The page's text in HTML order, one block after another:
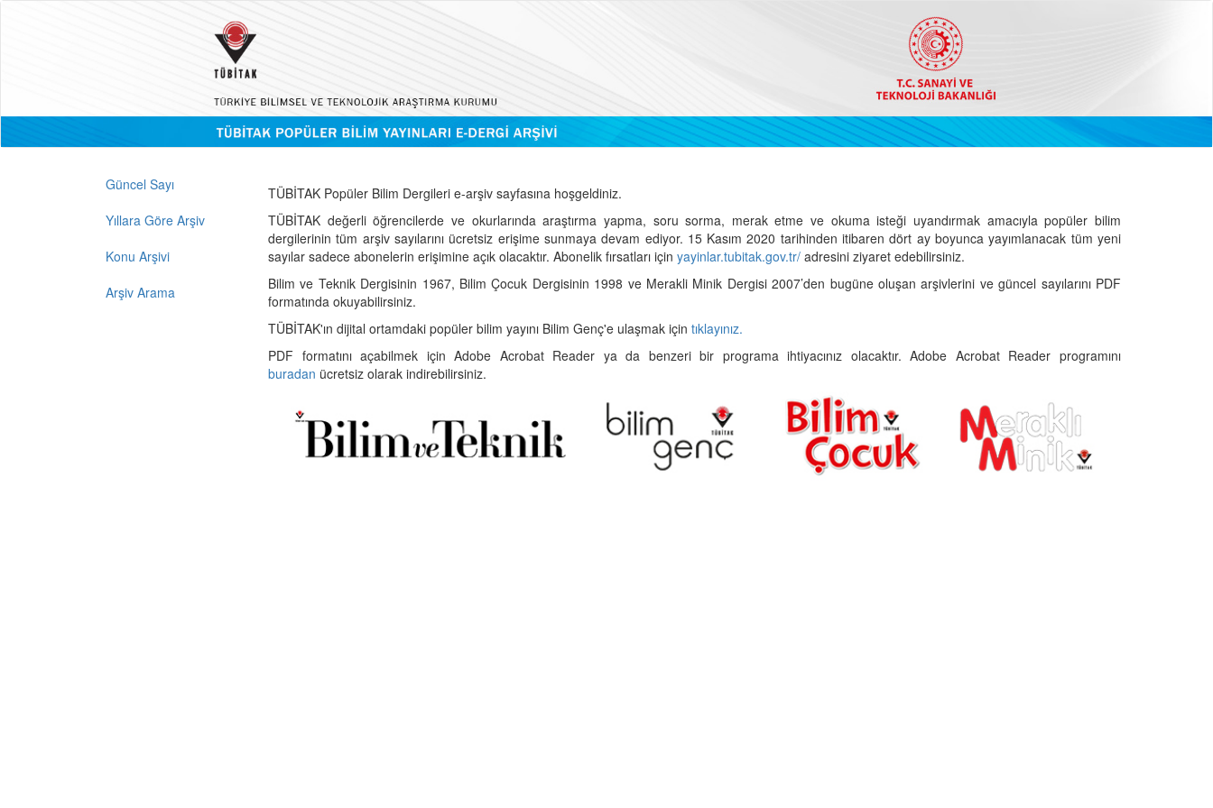
Güncel Sayı
Yıllara Göre Arşiv
Konu Arşivi
Arşiv Arama
TÜBİTAK Popüler Bilim Dergileri e-arşiv sayfasına hoşgeldiniz.
TÜBİTAK değerli öğrencilerde ve okurlarında araştırma yapma, soru sorma, merak etme ve okuma isteği uyandırmak amacıyla popüler bilim
dergilerinin tüm arşiv sayılarını ücretsiz erişime sunmaya devam ediyor. 15 Kasım 2020 tarihinden itibaren dört ay boyunca yayımlanacak tüm yeni
sayılar sadece abonelerin erişimine açık olacaktır. Abonelik fırsatları için yayinlar.tubitak.gov.tr/ adresini ziyaret edebilirsiniz.
Bilim ve Teknik Dergisinin 1967, Bilim Çocuk Dergisinin 1998 ve Merakli Minik Dergisi 2007’den bugüne oluşan arşivlerini ve güncel sayılarını PDF
formatında okuyabilirsiniz.
TÜBİTAK'ın dijital ortamdaki popüler bilim yayını Bilim Genç'e ulaşmak için tıklayınız.
PDF formatını açabilmek için Adobe Acrobat Reader ya da benzeri bir programa ihtiyacınız olacaktır. Adobe Acrobat Reader programını
buradan ücretsiz olarak indirebilirsiniz.